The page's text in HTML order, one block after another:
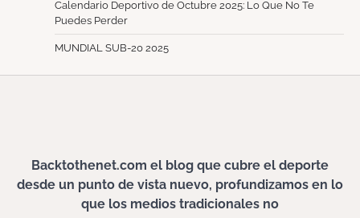
Calendario Deportivo de Octubre 2025: Lo Que No Te
Puedes Perder
MUNDIAL SUB-20 2025
Backtothenet.com el blog que cubre el deporte
desde un punto de vista nuevo, profundizamos en lo
que los medios tradicionales no